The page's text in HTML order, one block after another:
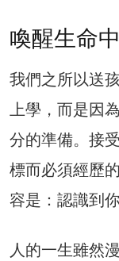
喚醒生命
我們之所以送
上學，而是因
分的準備。接
標而必須經歷
容是：認識到
人的一生雖然